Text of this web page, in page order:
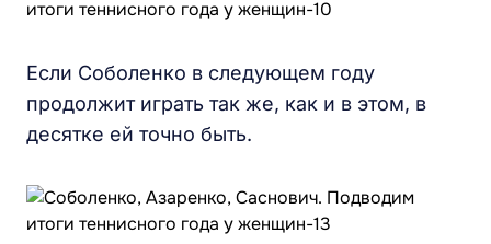
Если Соболенко в следующем году
продолжит играть так же, как и в этом, в
десятке ей точно быть.